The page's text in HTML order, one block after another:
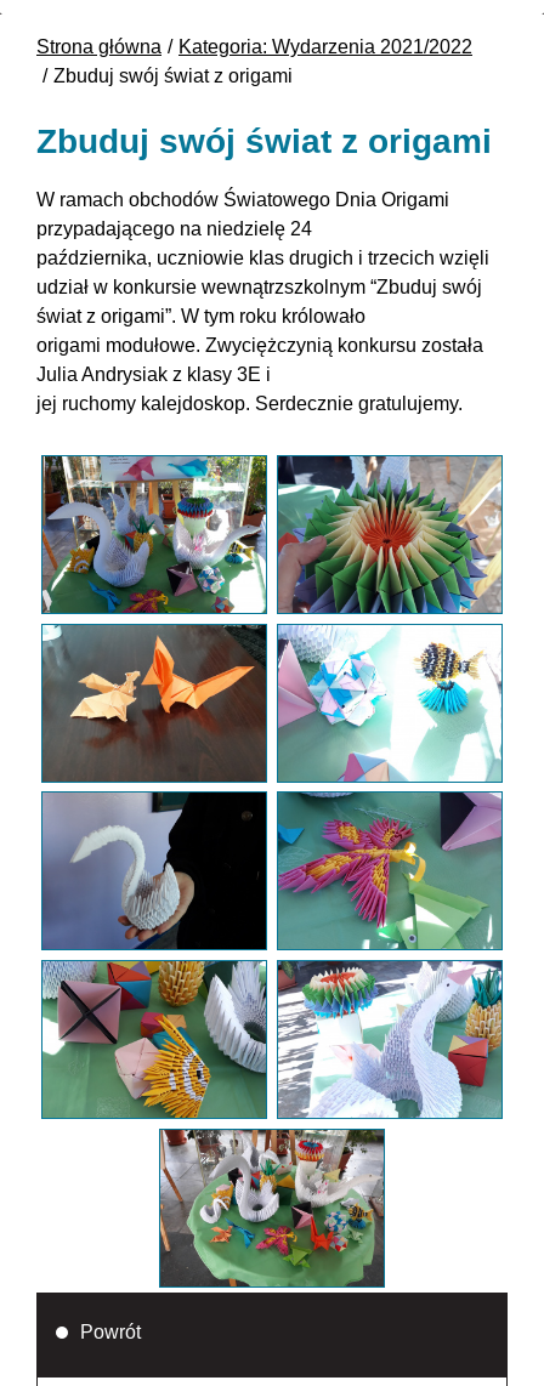
Strona główna
Kategoria: Wydarzenia 2021/2022
Zbuduj swój świat z origami
Zbuduj swój świat z origami
W ramach obchodów Światowego Dnia Origami
przypadającego na niedzielę 24
października, uczniowie klas drugich i trzecich wzięli
udział w konkursie wewnątrzszkolnym “Zbuduj swój
świat z origami”. W tym roku królowało
origami modułowe. Zwyciężczynią konkursu została
Julia Andrysiak z klasy 3E i
jej ruchomy kalejdoskop. Serdecznie gratulujemy.
Powrót